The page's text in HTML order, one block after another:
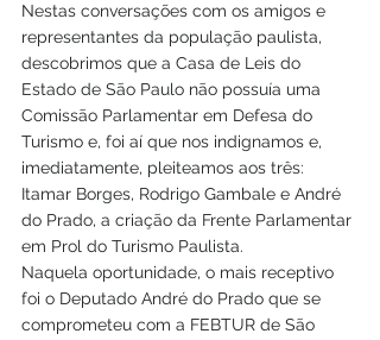
Nestas conversações com os amigos e
representantes da população paulista,
descobrimos que a Casa de Leis do
Estado de São Paulo não possuía uma
Comissão Parlamentar em Defesa do
Turismo e, foi aí que nos indignamos e,
imediatamente, pleiteamos aos três:
Itamar Borges, Rodrigo Gambale e André
do Prado, a criação da Frente Parlamentar
em Prol do Turismo Paulista.
Naquela oportunidade, o mais receptivo
foi o Deputado André do Prado que se
comprometeu com a FEBTUR de São